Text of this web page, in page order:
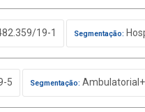
19-1 Segmentação:
5 Segmentação: